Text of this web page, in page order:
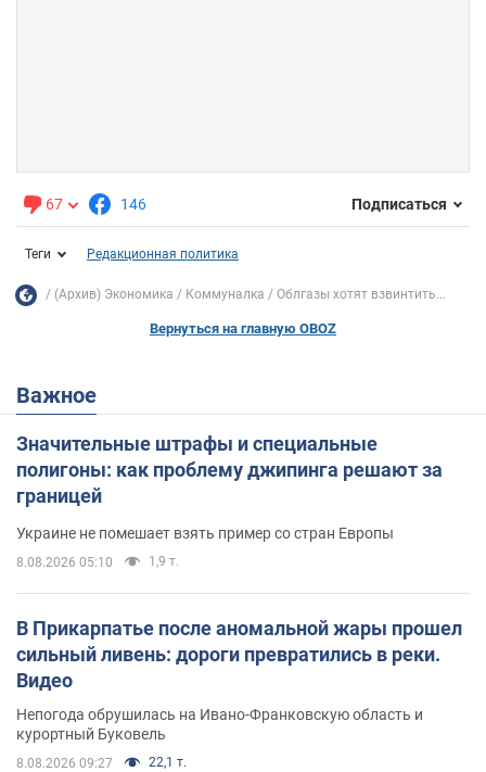
67 146 Подписаться
Теги Редакционная политика
(Архив) Экономика Коммуналка Облгазы хотят взвинтить...
Вернуться на главную OBOZ
Важное
Значительные штрафы и специальные
полигоны: как проблему джипинга решают за
границей
Украине не помешает взять пример со стран Европы
8.08.2026 05:10 1,9 т.
В Прикарпатье после аномальной жары прошел
сильный ливень: дороги превратились в реки.
Видео
Непогода обрушилась на Ивано-Франковскую область и
курортный Буковель
8.08.2026 09:27 22,1 т.